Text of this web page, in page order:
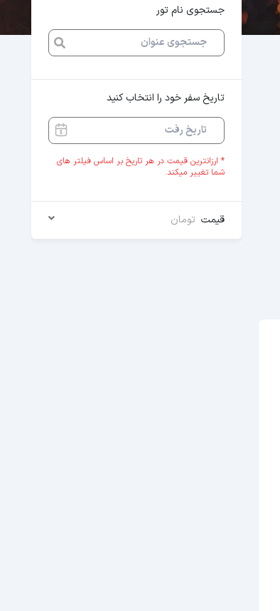
جستجوی نام تور
تاریخ سفر خود را انتخاب کنید
* ارزانترین قیمت در هر تاریخ بر اساس فیلتر های
شما تغییر میکند.
قیمت تومان